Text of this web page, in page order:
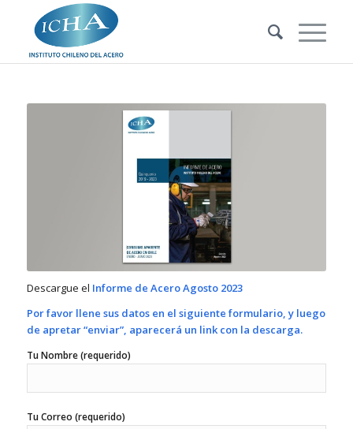
Descargue el Informe de Acero Agosto 2023
Por favor llene sus datos en el siguiente formulario, y luego
de apretar “enviar”, aparecerá un link con la descarga.
Tu Nombre (requerido)
Tu Correo (requerido)